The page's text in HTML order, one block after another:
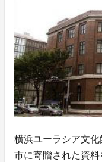
横浜ユーラシア文
市に寄贈された資